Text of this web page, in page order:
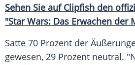
Sehen Sie aufClipfish den
"Star Wars: Das Erwachen der
Satte 70 Prozent der
gewesen, 29 Prozent neutral.